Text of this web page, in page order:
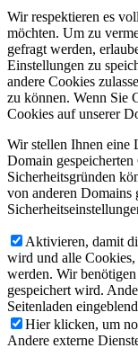
Wir respektieren es
möchten. Um zu
gefragt werden,
Einstellungen zu
andere Cookies
zu können. Wenn Sie
Cookies auf unserer
Wir stellen Ihnen eine
Domain
Sicherheitsgründen
von anderen Domains
Aktivieren, damit
wird und alle Cookies,
werden. Wir
gespeichert wird.
Seitenladen
Hier klicken, um
Andere externe